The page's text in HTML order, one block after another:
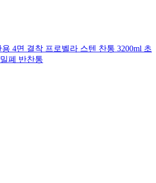
4면 결착 프로벨라 스텐 찬통 3200ml 초
폐 반찬통